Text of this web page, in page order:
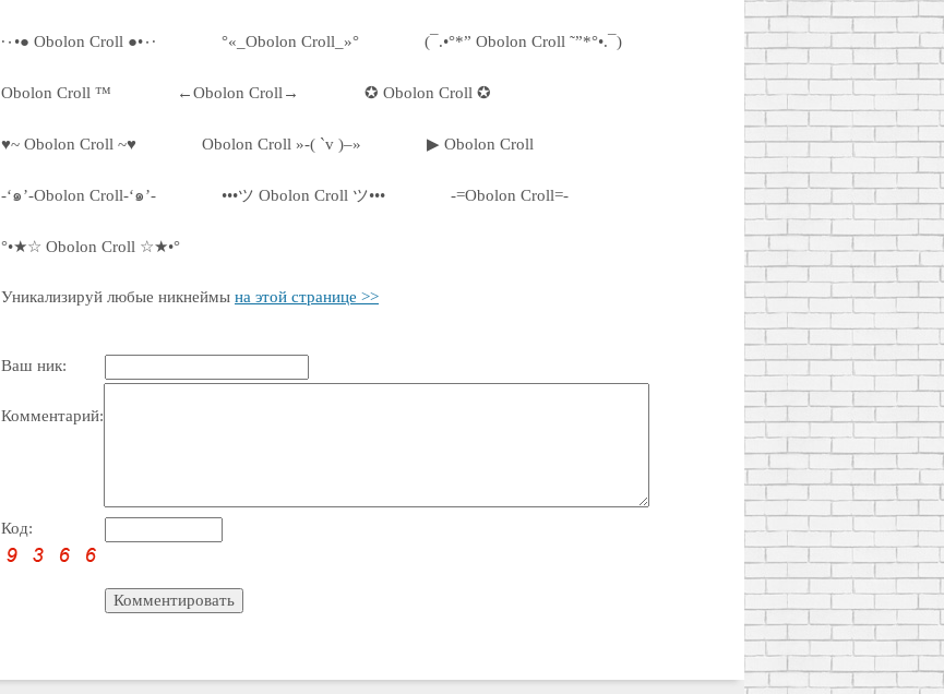
·٠•● Obolon Croll ●•٠· °«_Obolon Croll_»° (¯.•°*” Obolon Croll ˜”*°•.¯)
Obolon Croll ™ ←Obolon Croll→ ✪ Obolon Croll ✪
♥~ Obolon Croll ~♥ Obolon Croll »-( `v )–» ▶ Obolon Croll
-‘๑’-Obolon Croll-‘๑’- •••ツ Obolon Croll ツ••• -=Obolon Croll=-
°•★☆ Obolon Croll ☆★•°
Уникализируй любые никнеймы на этой странице >>
Ваш ник:
Комментарий:
Код: